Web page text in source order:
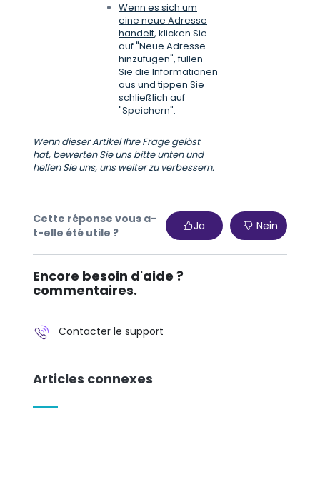
Wenn es sich um
eine neue Adresse
handelt, klicken Sie
auf "Neue Adresse
hinzufügen", füllen
Sie die Informationen
aus und tippen Sie
schließlich auf
"Speichern".
Wenn dieser Artikel Ihre Frage gelöst
hat, bewerten Sie uns bitte unten und
helfen Sie uns, uns weiter zu verbessern.
Cette réponse vous a-
t-elle été utile ?
Ja Nein
Encore besoin d'aide ?
commentaires.
Contacter le support
Articles connexes